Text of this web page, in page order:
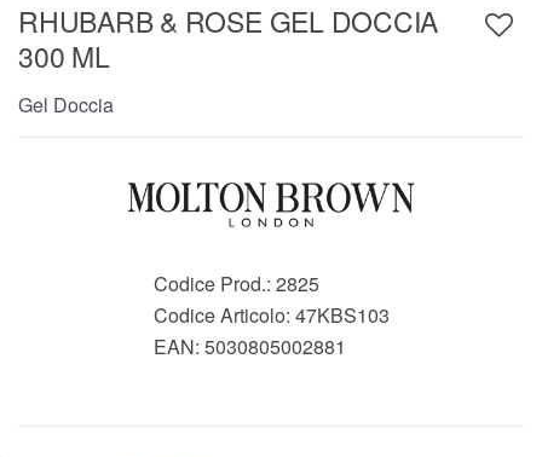
RHUBARB & ROSE GEL DOCCIA
300 ML
Gel Doccia
Codice Prod.: 2825
Codice Articolo: 47KBS103
EAN: 5030805002881